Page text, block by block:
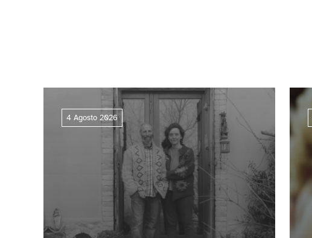
4 Agosto 2026